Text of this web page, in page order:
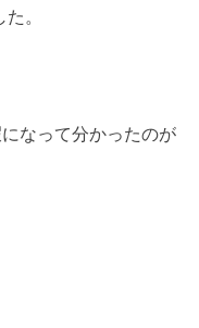
。
なって分かったのが